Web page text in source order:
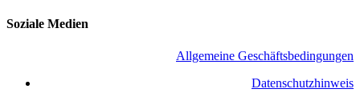
Soziale Medien
Allgemeine Geschäftsbedingungen
​Datenschutzhinweis